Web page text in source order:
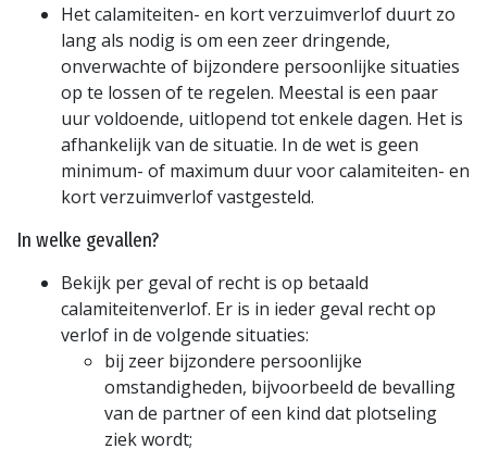
Het calamiteiten- en kort verzuimverlof duurt zo
lang als nodig is om een zeer dringende,
onverwachte of bijzondere persoonlijke situaties
op te lossen of te regelen. Meestal is een paar
uur voldoende, uitlopend tot enkele dagen. Het is
afhankelijk van de situatie. In de wet is geen
minimum- of maximum duur voor calamiteiten- en
kort verzuimverlof vastgesteld.
In welke gevallen?
Bekijk per geval of recht is op betaald
calamiteitenverlof. Er is in ieder geval recht op
verlof in de volgende situaties:
bij zeer bijzondere persoonlijke
omstandigheden, bijvoorbeeld de bevalling
van de partner of een kind dat plotseling
ziek wordt;